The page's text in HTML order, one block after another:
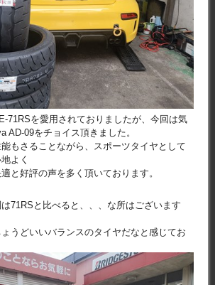
71RSを愛用されておりましたが、今回は気
AD-09をチョイス頂きました。
もさることながら、スポーツタイヤとして
よく
と好評の声を多く頂いております。
71RSと比べると、、、な所はございます
うどいいバランスのタイヤだなと感じてお